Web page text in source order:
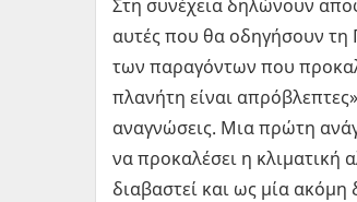
Στη συνέχεια δηλώνουν
αυτές που θα οδηγήσουν τη
των παραγόντων που
πλανήτη είναι
αναγνώσεις. Μια πρώτη
να προκαλέσει η κλιματική
διαβαστεί και ως μία